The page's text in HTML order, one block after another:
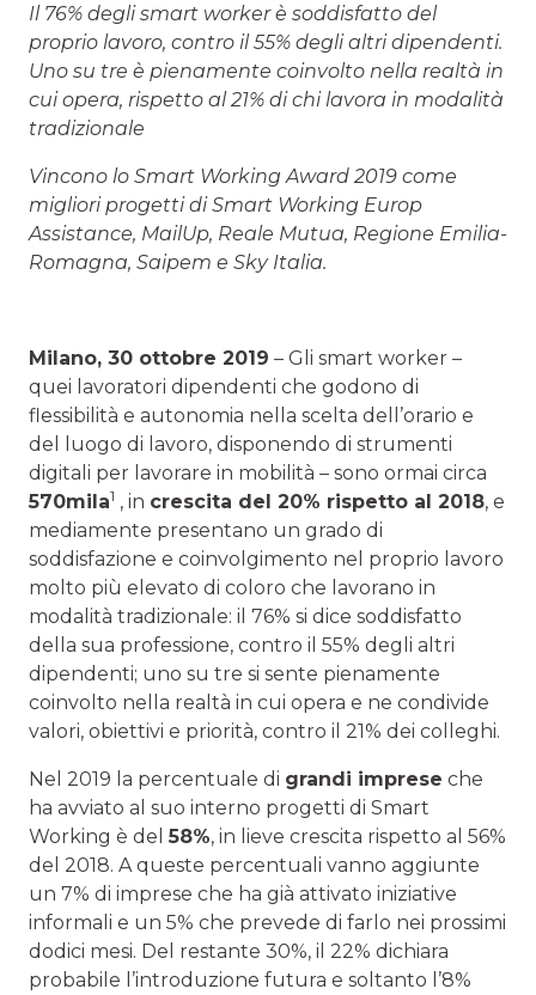
Il 76% degli smart worker è soddisfatto del
proprio lavoro, contro il 55% degli altri dipendenti.
Uno su tre è pienamente coinvolto nella realtà in
cui opera, rispetto al 21% di chi lavora in modalità
tradizionale
Vincono lo Smart Working Award 2019 come
migliori progetti di Smart Working Europ
Assistance, MailUp, Reale Mutua, Regione Emilia-
Romagna, Saipem e Sky Italia.
Milano, 30 ottobre 2019 – Gli smart worker –
quei lavoratori dipendenti che godono di
flessibilità e autonomia nella scelta dell’orario e
del luogo di lavoro, disponendo di strumenti
digitali per lavorare in mobilità – sono ormai circa
570mila1 , in crescita del 20% rispetto al 2018, e
mediamente presentano un grado di
soddisfazione e coinvolgimento nel proprio lavoro
molto più elevato di coloro che lavorano in
modalità tradizionale: il 76% si dice soddisfatto
della sua professione, contro il 55% degli altri
dipendenti; uno su tre si sente pienamente
coinvolto nella realtà in cui opera e ne condivide
valori, obiettivi e priorità, contro il 21% dei colleghi.
Nel 2019 la percentuale di grandi imprese che
ha avviato al suo interno progetti di Smart
Working è del 58%, in lieve crescita rispetto al 56%
del 2018. A queste percentuali vanno aggiunte
un 7% di imprese che ha già attivato iniziative
informali e un 5% che prevede di farlo nei prossimi
dodici mesi. Del restante 30%, il 22% dichiara
probabile l’introduzione futura e soltanto l’8%